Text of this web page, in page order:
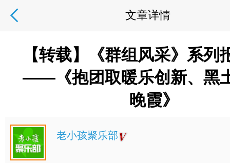
文章详情
【转载】《群组风采》系列
——《抱团取暖乐创新、黑
晚霞》
老小孩聚乐部